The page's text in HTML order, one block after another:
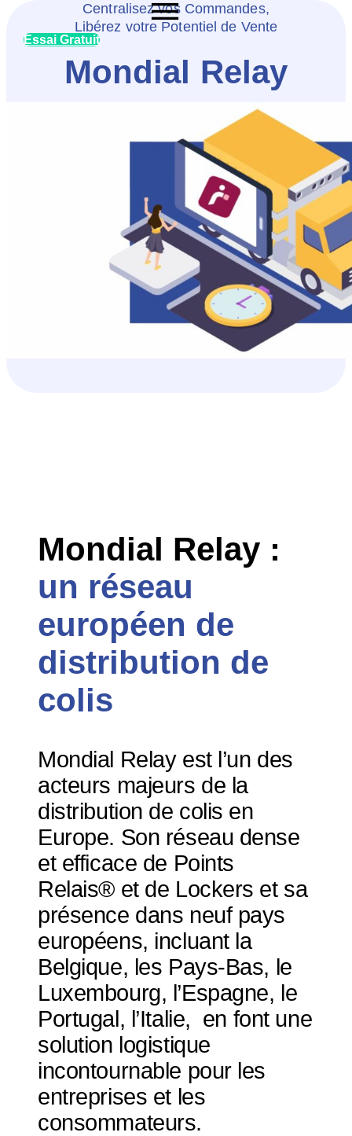
Essai Gratuit
Centralisez vos Commandes,
Libérez votre Potentiel de Vente
Mondial Relay
Mondial Relay :
un réseau
européen de
distribution de
colis
Mondial Relay est l’un des
acteurs majeurs de la
distribution de colis en
Europe. Son réseau dense
et efficace de Points
Relais® et de Lockers et sa
présence dans neuf pays
européens, incluant la
Belgique, les Pays-Bas, le
Luxembourg, l’Espagne, le
Portugal, l’Italie, en font une
solution logistique
incontournable pour les
entreprises et les
consommateurs.